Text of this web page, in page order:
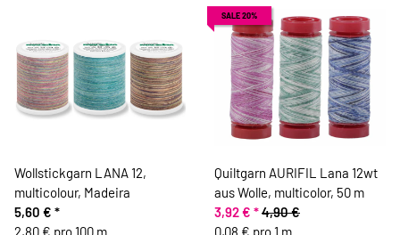
Wollstickgarn LANA 12,
multicolour, Madeira
5,60 € *
2,80 € pro 100 m
SALE 20%
Quiltgarn AURIFIL Lana 12wt
aus Wolle, multicolor, 50 m
3,92 € *4,90 €
0,08 € pro 1 m